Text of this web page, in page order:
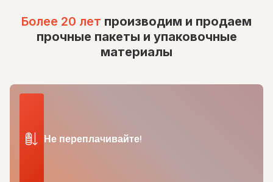
Более 20 лет производим и продаем
прочные пакеты и упаковочные
материалы
Не переплачивайте!